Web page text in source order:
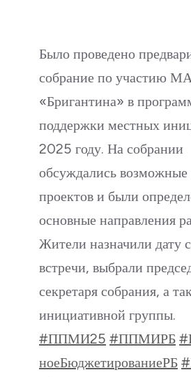
Было проведено
собрание по участию
«Бригантина» в
поддержки местных
2025 году. На собрании
обсуждались возможные
проектов и были
основные направления
Жители назначили дату
встречи, выбрали
секретаря собрания, а
инициативной группы.
#ППМИ25 #ППМИРБ
ноеБюджетированиеРБ